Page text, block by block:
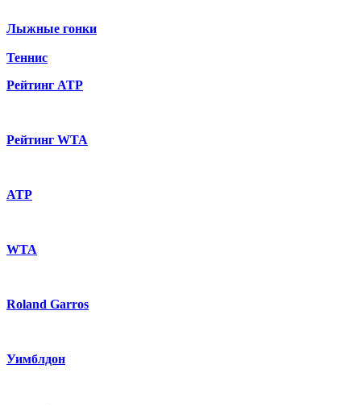
Лыжные гонки
Теннис
Рейтинг ATP
Рейтинг WTA
ATP
WTA
Roland Garros
Уимблдон